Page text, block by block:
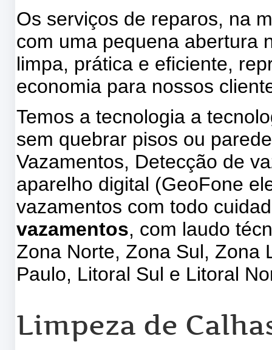
Os serviços de reparos, na
com uma pequena abertura
limpa, prática e eficiente,
economia para nossos
Temos a tecnologia a
sem quebrar pisos ou
Vazamentos, Detecção de
aparelho digital (GeoFone
vazamentos com todo
vazamentos, com laudo
Zona Norte, Zona Sul, Zona
Paulo, Litoral Sul e Litoral
Limpeza de